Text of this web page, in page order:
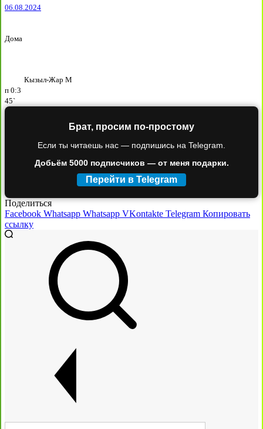
06.08.2024
Дома
Кызыл-Жар М
п 0:3
45`
Брат, просим по-простому
Если ты читаешь нас — подпишись на Telegram.
Добьём 5000 подписчиков — от меня подарки.
Перейти в Telegram
Поделиться
Facebook Whatsapp Whatsapp VKontakte Telegram Копировать
ссылку